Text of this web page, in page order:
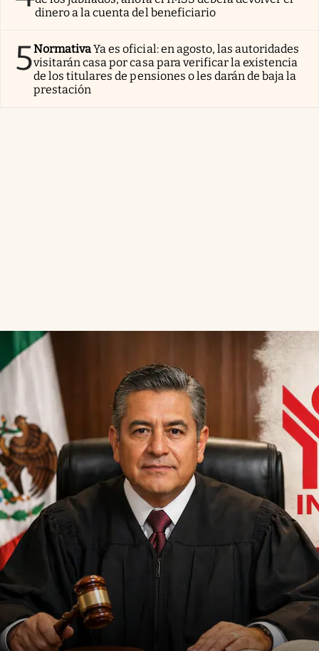
dinero a la cuenta del beneficiario
5NormativaYa es oficial: en agosto, las autoridades
visitarán casa por casa para verificar la existencia
de los titulares de pensiones o les darán de baja la
prestación